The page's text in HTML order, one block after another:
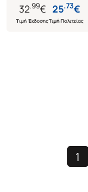
32.99€
Τιμή Έκδοσης
25.73€
Τιμή Πολιτείας
1